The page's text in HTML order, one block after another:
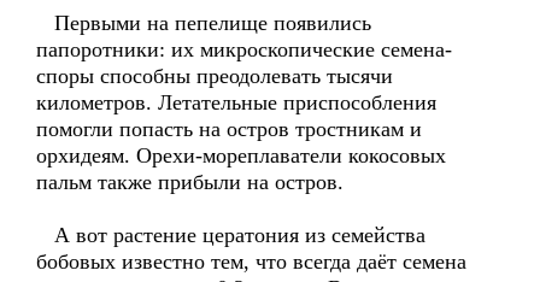
Первыми на пепелище появились
папоротники: их микроскопические семена-
споры способны преодолевать тысячи
километров. Летательные приспособления
помогли попасть на остров тростникам и
орхидеям. Орехи-мореплаватели кокосовых
пальм также прибыли на остров.
А вот растение цератония из семейства
бобовых известно тем, что всегда даёт семена